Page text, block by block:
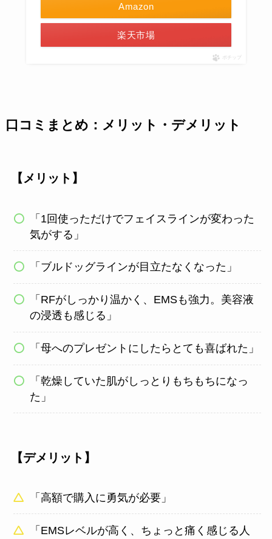
Amazon
楽天市場
ポチップ
口コミまとめ：メリット・デメリット
【メリット】
「1回使っただけでフェイスラインが変わった
気がする」
「ブルドッグラインが目立たなくなった」
「RFがしっかり温かく、EMSも強力。美容液
の浸透も感じる」
「母へのプレゼントにしたらとても喜ばれた」
「乾燥していた肌がしっとりもちもちになっ
た」
【デメリット】
「高額で購入に勇気が必要」
「EMSレベルが高く、ちょっと痛く感じる人